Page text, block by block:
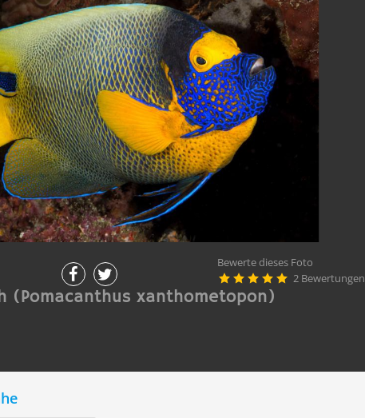
Bewerte dieses Foto
     2 Bewertungen
(Pomacanthus xanthometopon)